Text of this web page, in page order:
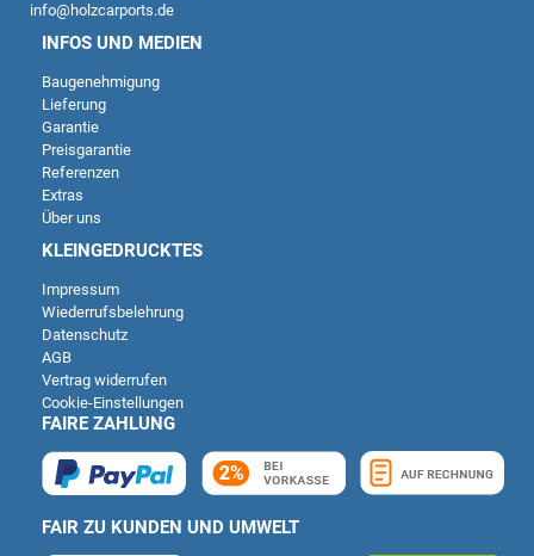
info@holzcarports.de
INFOS UND MEDIEN
Baugenehmigung
Lieferung
Garantie
Preisgarantie
Referenzen
Extras
Über uns
KLEINGEDRUCKTES
Impressum
Wiederrufsbelehrung
Datenschutz
AGB
Vertrag widerrufen
Cookie-Einstellungen
FAIRE ZAHLUNG
FAIR ZU KUNDEN UND UMWELT